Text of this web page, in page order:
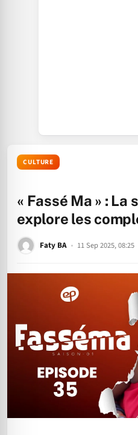
CULTURE
« Fassé Ma » :
explore les
Faty BA 11 Sep 2025, 08:25